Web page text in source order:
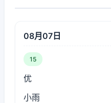
08月07日
15
优
小雨